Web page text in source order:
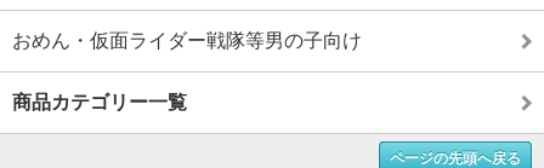
おめん・仮面ライダー戦隊等男の子向け
商品カテゴリー一覧
ページの先頭へ戻る